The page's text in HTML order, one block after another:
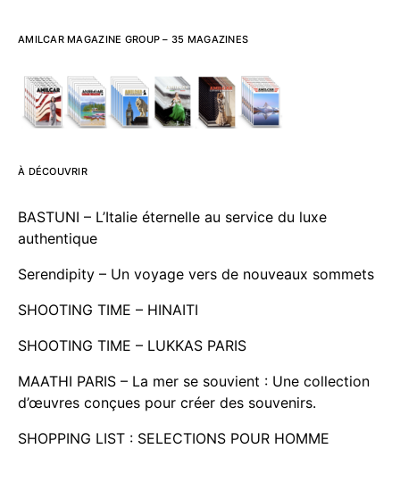
AMILCAR MAGAZINE GROUP – 35 MAGAZINES
À DÉCOUVRIR
BASTUNI – L’Italie éternelle au service du luxe
authentique
Serendipity – Un voyage vers de nouveaux sommets
SHOOTING TIME – HINAITI
SHOOTING TIME – LUKKAS PARIS
MAATHI PARIS – La mer se souvient : Une collection
d’œuvres conçues pour créer des souvenirs.
SHOPPING LIST : SELECTIONS POUR HOMME